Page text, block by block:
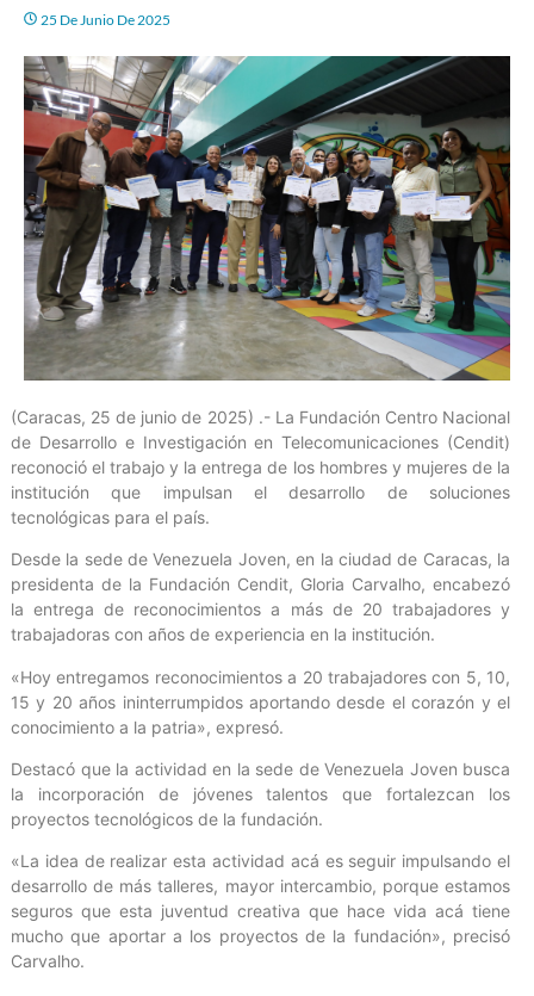
25 De Junio De 2025
(Caracas, 25 de junio de 2025) .- La Fundación Centro Nacional
de Desarrollo e Investigación en Telecomunicaciones (Cendit)
reconoció el trabajo y la entrega de los hombres y mujeres de la
institución que impulsan el desarrollo de soluciones
tecnológicas para el país.
Desde la sede de Venezuela Joven, en la ciudad de Caracas, la
presidenta de la Fundación Cendit, Gloria Carvalho, encabezó
la entrega de reconocimientos a más de 20 trabajadores y
trabajadoras con años de experiencia en la institución.
«Hoy entregamos reconocimientos a 20 trabajadores con 5, 10,
15 y 20 años ininterrumpidos aportando desde el corazón y el
conocimiento a la patria», expresó.
Destacó que la actividad en la sede de Venezuela Joven busca
la incorporación de jóvenes talentos que fortalezcan los
proyectos tecnológicos de la fundación.
«La idea de realizar esta actividad acá es seguir impulsando el
desarrollo de más talleres, mayor intercambio, porque estamos
seguros que esta juventud creativa que hace vida acá tiene
mucho que aportar a los proyectos de la fundación», precisó
Carvalho.